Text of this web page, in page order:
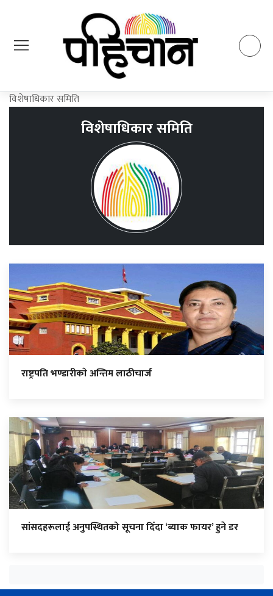
विशेषाधिकार समिति
विशेषाधिकार समिति
राष्ट्रपति भण्डारीकाे अन्तिम लाठीचार्ज
सांसदहरूलाई अनुपस्थितको सूचना दिँदा ‘ब्याक फायर’ हुने डर